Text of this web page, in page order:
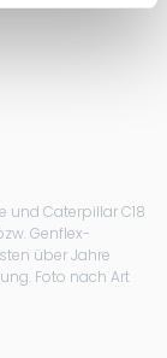
und Caterpillar C18
Genflex-
über Jahre
Foto nach Art